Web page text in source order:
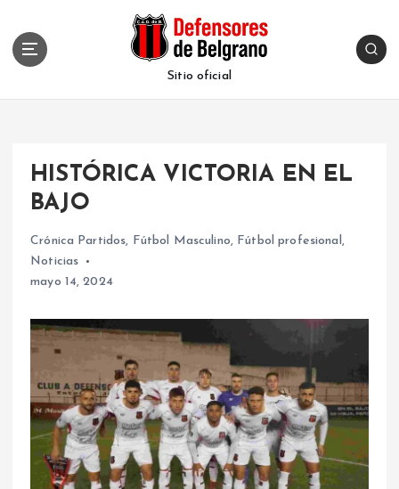
Sitio oficial
HISTÓRICA VICTORIA EN EL
BAJO
Crónica Partidos, Fútbol Masculino, Fútbol profesional,
Noticias
mayo 14, 2024